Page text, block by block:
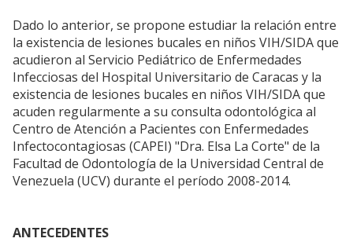
Dado lo anterior, se propone estudiar la relación entre
la existencia de lesiones bucales en niños VIH/SIDA que
acudieron al Servicio Pediátrico de Enfermedades
Infecciosas del Hospital Universitario de Caracas y la
existencia de lesiones bucales en niños VIH/SIDA que
acuden regularmente a su consulta odontológica al
Centro de Atención a Pacientes con Enfermedades
Infectocontagiosas (CAPEI) "Dra. Elsa La Corte" de la
Facultad de Odontología de la Universidad Central de
Venezuela (UCV) durante el período 2008-2014.
ANTECEDENTES